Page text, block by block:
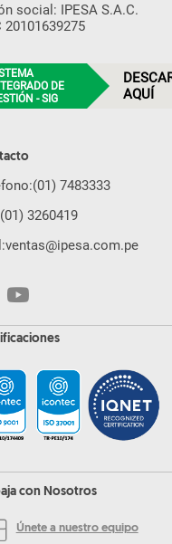
social: IPESA S.A.C.
20101639275
DE
- SIG
AQUÍ
(01) 7483333
(01) 3260419
ventas@ipesa.com.pe
con Nosotros
Únete a nuestro equipo